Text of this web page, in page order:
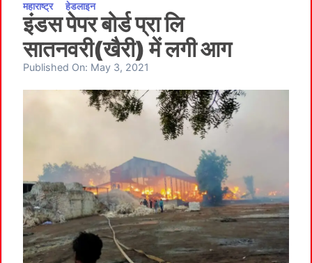
महाराष्ट्र हेडलाइन
इंडस पेपर बोर्ड प्रा लि
सातनवरी(खैरी) में लगी आग
Published On: May 3, 2021